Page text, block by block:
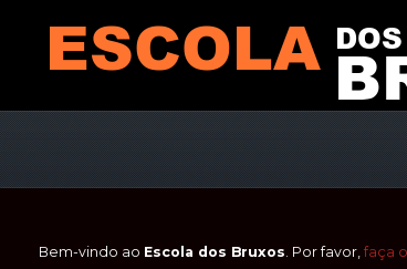
Bem-vindo ao Escola dos Bruxos. Por favor, faça